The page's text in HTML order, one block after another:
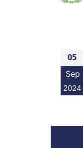
05
Sep
2024